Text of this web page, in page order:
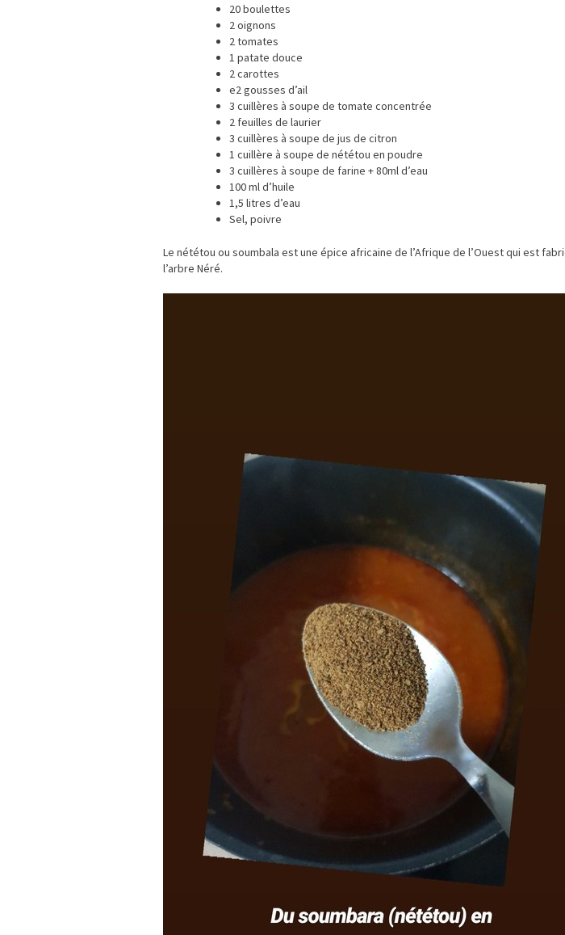
20 boulettes
2 oignons
2 tomates
1 patate douce
2 carottes
e2 gousses d’ail
3 cuillères à soupe de tomate concentrée
2 feuilles de laurier
3 cuillères à soupe de jus de citron
1 cuillère à soupe de nététou en poudre
3 cuillères à soupe de farine + 80ml d’eau
100 ml d’huile
1,5 litres d’eau
Sel, poivre
Le nététou ou soumbala est une épice africaine de l’Afrique de l’Ouest qui est
l’arbre Néré.